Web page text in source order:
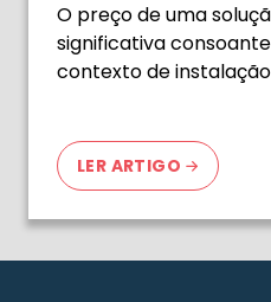
O preço de uma
significativa
contexto de
LER ARTIGO